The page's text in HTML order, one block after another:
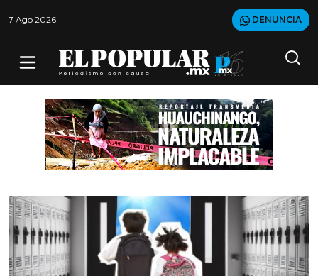
7 Ago 2026 DENUNCIA